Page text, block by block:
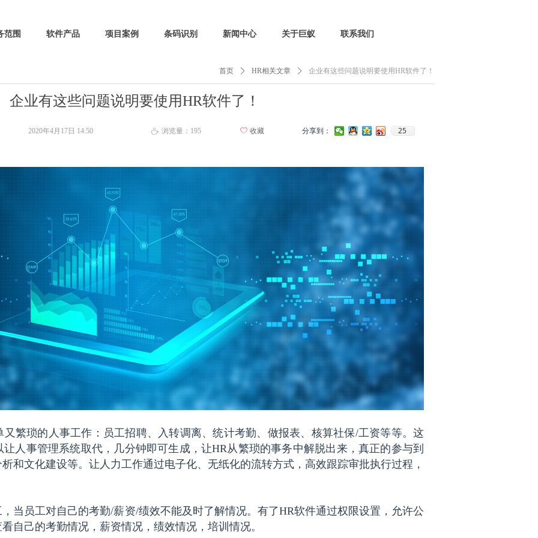
范围 软件产品 项目案例 条码识别 新闻中心 关于巨蚁 联系我们
企业有这些问题说明要使用HR软件了！
首页 ꄲ HR相关文章 ꄲ 企业有这些问题说明要使用HR软件了！
繁琐的人事工作：员工招聘、入转调离、统计考勤、做报表、核算社保/工资等等。这
人事管理系统取代，几分钟即可生成，让HR从繁琐的事务中解脱出来，真正的参与到
和文化建设等。让人力工作通过电子化、无纸化的流转方式，高效跟踪审批执行过程，
当员工对自己的考勤/薪资/绩效不能及时了解情况。有了HR软件通过权限设置，允许公
自己的考勤情况，薪资情况，绩效情况，培训情况。
2020年4月17日 14:50 ꄘ 浏览量： 195 ꄀ 收藏 分享到： 25